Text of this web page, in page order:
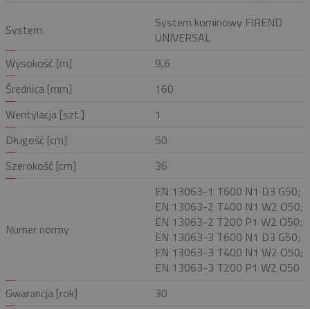
System
System kominowy FIREND
UNIVERSAL
Wysokość [m]
9,6
Średnica [mm]
160
Wentylacja [szt.]
1
Długość [cm]
50
Szerokość [cm]
36
Numer normy
EN 13063-1 T600 N1 D3 G50;
EN 13063-2 T400 N1 W2 O50;
EN 13063-2 T200 P1 W2 O50;
EN 13063-3 T600 N1 D3 G50;
EN 13063-3 T400 N1 W2 O50;
EN 13063-3 T200 P1 W2 O50
Gwarancja [rok]
30